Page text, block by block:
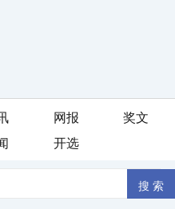
网报
奖文
开选